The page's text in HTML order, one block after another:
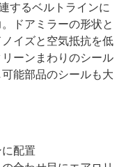
するベルトラインに
ドアミラーの形状と
イズと空気抵抗を低
ーンまわりのシール
能部品のシールも大
配置